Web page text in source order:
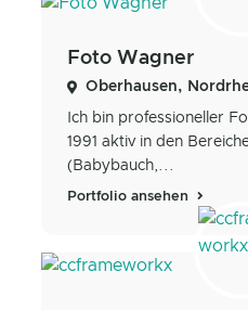
Foto Wagner
Oberhausen,
Ich bin professioneller
1991 aktiv in den
(Babybauch,...
Portfolio ansehen